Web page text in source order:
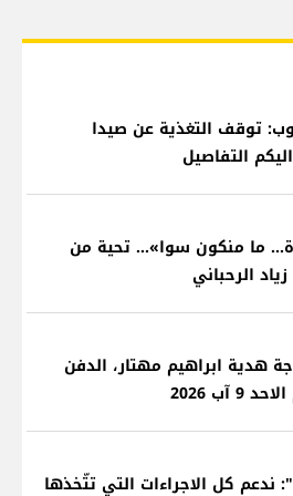
توقف التغذية عن صيدا
التفاصيل
ما منكون سوا»… تحية من
الرحباني
هدية ابراهيم مهتار، الدفن
آب 2026
ندعم كل الاجراءات التي تتّخذها